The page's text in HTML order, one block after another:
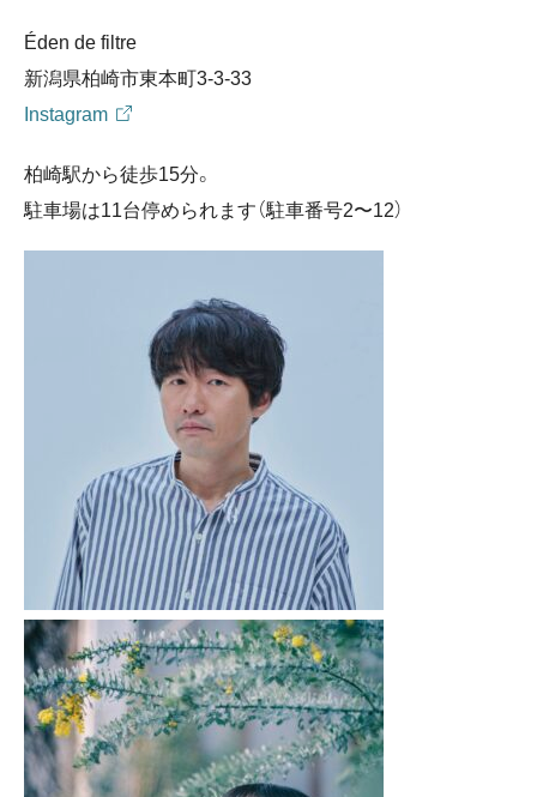
Éden de filtre
新潟県柏崎市東本町3-3-33
Instagram
柏崎駅から徒歩15分。
駐車場は11台停められます（駐車番号2〜12）